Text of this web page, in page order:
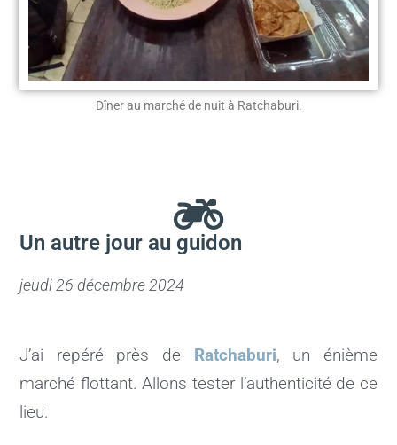
Dîner au marché de nuit à Ratchaburi.
Un autre jour au guidon
jeudi 26 décembre 2024
J’ai repéré près de Ratchaburi, un énième
marché flottant. Allons tester l’authenticité de ce
lieu.